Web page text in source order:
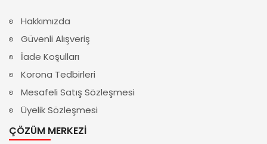
Hakkımızda
Güvenli Alışveriş
İade Koşulları
Korona Tedbirleri
Mesafeli Satış Sözleşmesi
Üyelik Sözleşmesi
ÇÖZÜM MERKEZI